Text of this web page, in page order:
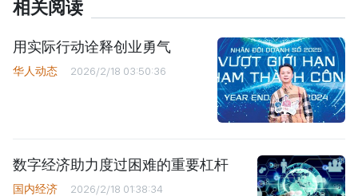
相关阅读
用实际行动诠释创业勇气
华人动态 2026/2/18 03:50:36
数字经济助力度过困难的重要杠杆
国内经济 2026/2/18 01:38:34